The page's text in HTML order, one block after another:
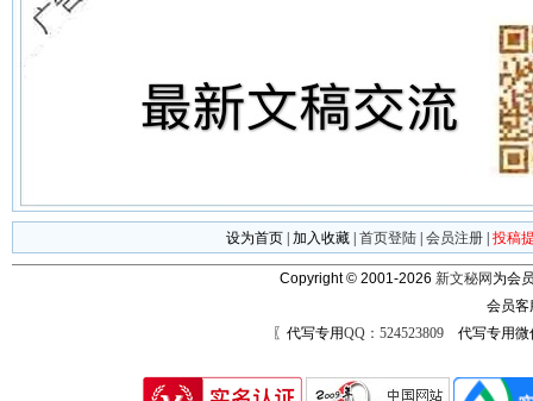
设为首页 加入收藏 首页登陆 会员注册 投稿
Copyright © 2001-2026 新文秘网 为会
会员
〖代写专用QQ：524523809代写专用微